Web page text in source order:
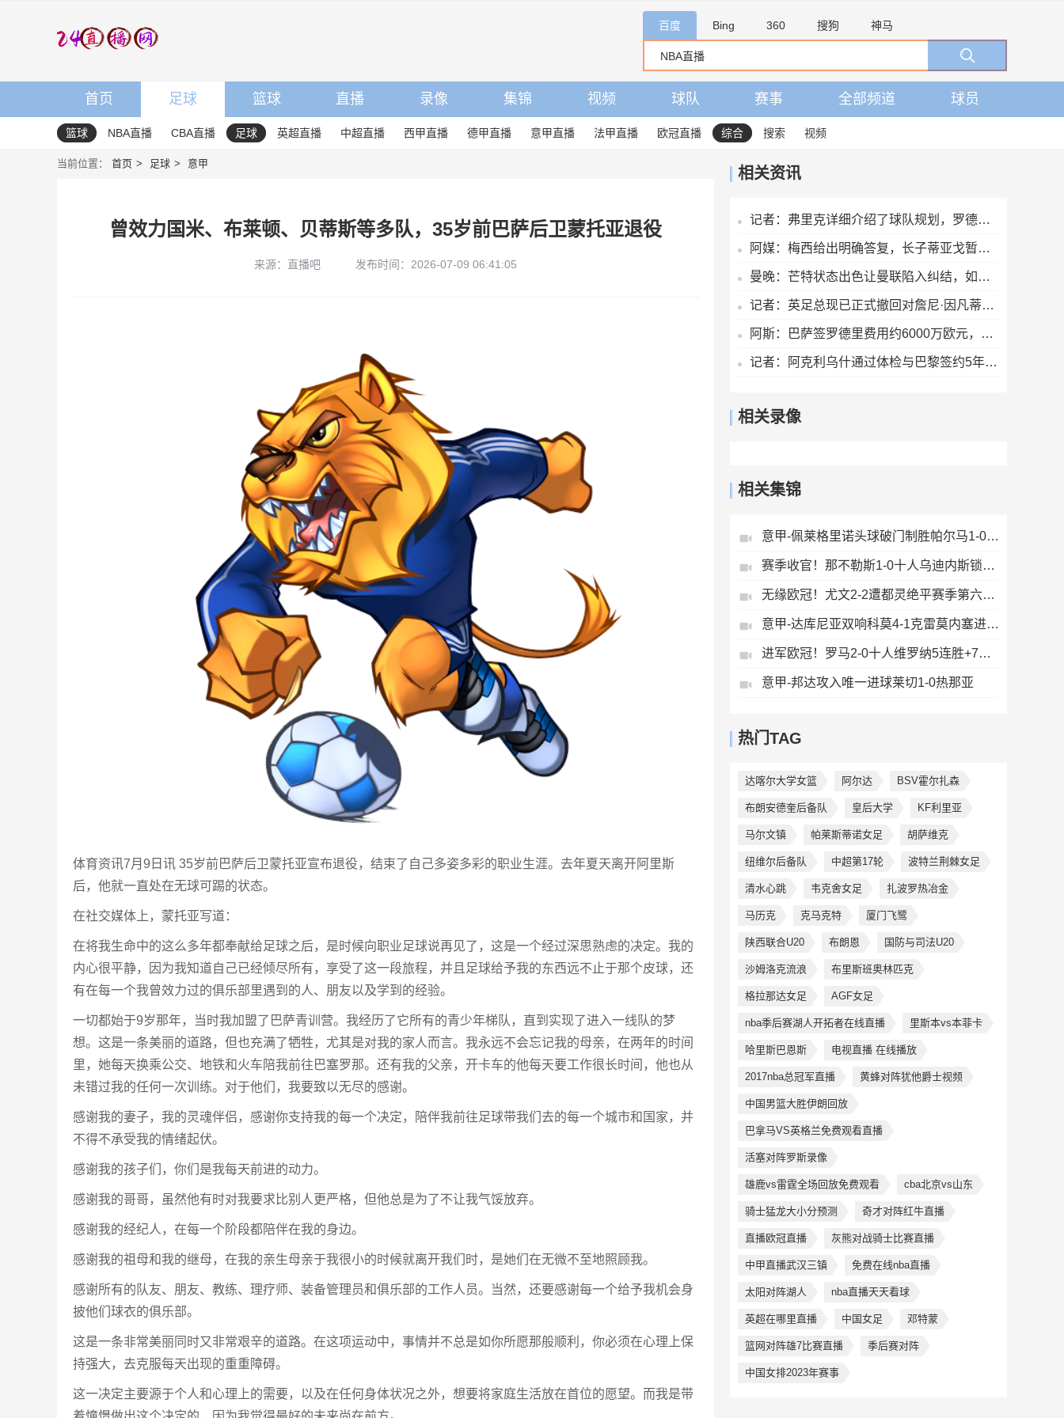
百度 Bing 360 搜狗 神马
首页 足球 篮球 直播 录像 集锦 视频 球队 赛事 全部频道 球员
篮球 NBA直播 CBA直播 足球 英超直播 中超直播 西甲直播 德甲直播 意甲直播 法甲直播 欧冠直播 综合 搜索 视频
当前位置： 首页 足球 意甲
曾效力国米、布莱顿、贝蒂斯等多队，35岁前巴萨后卫蒙托亚退役
来源：直播吧 发布时间：2026-07-09 06:41:05
体育资讯7月9日讯 35岁前巴萨后卫蒙托亚宣布退役，结束了自己多姿多彩的职业生涯。去年夏天离开阿里斯
后，他就一直处在无球可踢的状态。
在社交媒体上，蒙托亚写道：
在将我生命中的这么多年都奉献给足球之后，是时候向职业足球说再见了，这是一个经过深思熟虑的决定。我的
内心很平静，因为我知道自己已经倾尽所有，享受了这一段旅程，并且足球给予我的东西远不止于那个皮球，还
有在每一个我曾效力过的俱乐部里遇到的人、朋友以及学到的经验。
一切都始于9岁那年，当时我加盟了巴萨青训营。我经历了它所有的青少年梯队，直到实现了进入一线队的梦
想。这是一条美丽的道路，但也充满了牺牲，尤其是对我的家人而言。我永远不会忘记我的母亲，在两年的时间
里，她每天换乘公交、地铁和火车陪我前往巴塞罗那。还有我的父亲，开卡车的他每天要工作很长时间，他也从
未错过我的任何一次训练。对于他们，我要致以无尽的感谢。
感谢我的妻子，我的灵魂伴侣，感谢你支持我的每一个决定，陪伴我前往足球带我们去的每一个城市和国家，并
不得不承受我的情绪起伏。
感谢我的孩子们，你们是我每天前进的动力。
感谢我的哥哥，虽然他有时对我要求比别人更严格，但他总是为了不让我气馁放弃。
感谢我的经纪人，在每一个阶段都陪伴在我的身边。
感谢我的祖母和我的继母，在我的亲生母亲于我很小的时候就离开我们时，是她们在无微不至地照顾我。
感谢所有的队友、朋友、教练、理疗师、装备管理员和俱乐部的工作人员。当然，还要感谢每一个给予我机会身
披他们球衣的俱乐部。
这是一条非常美丽同时又非常艰辛的道路。在这项运动中，事情并不总是如你所愿那般顺利，你必须在心理上保
持强大，去克服每天出现的重重障碍。
这一决定主要源于个人和心理上的需要，以及在任何身体状况之外，想要将家庭生活放在首位的愿望。而我是带
相关资讯
记者：弗里克详细介绍了球队规划，罗德里非常认可并选择加盟巴萨
阿媒：梅西给出明确答复，长子蒂亚戈暂时不会前往拉玛西亚青训
曼晚：芒特状态出色让曼联陷入纠结，如果想四线争冠可能还得买人
记者：英足总现已正式撤回对詹尼·因凡蒂诺的支持
阿斯：巴萨签罗德里费用约6000万欧元，提供4年税前3000万欧合同
记者：阿克利乌什通过体检与巴黎签约5年，转会费5000万欧元
相关录像
相关集锦
意甲-佩莱格里诺头球破门制胜帕尔马1-0萨索洛
赛季收官！那不勒斯1-0十人乌迪内斯锁定第二丁丁助攻霍伊伦制胜
无缘欧冠！尤文2-2遭都灵绝平赛季第六收官将战欧联DV9双响
意甲-达库尼亚双响科莫4-1克雷莫内塞进欧冠
进军欧冠！罗马2-0十人维罗纳5连胜+7轮不败第3收官迪巴拉2助攻
意甲-邦达攻入唯一进球莱切1-0热那亚
热门TAG
达喀尔大学女篮 阿尔达 BSV霍尔扎森
布朗安德奎后备队 皇后大学 KF利里亚
马尔文镇 帕莱斯蒂诺女足 胡萨维克
纽维尔后备队 中超第17轮 波特兰荆棘女足
清水心跳 韦克舍女足 扎波罗热冶金
马历克 克马克特 厦门飞鹭
陕西联合U20 布朗恩 国防与司法U20
沙姆洛克流浪 布里斯班奥林匹克
格拉那达女足 AGF女足
nba季后赛湖人开拓者在线直播 里斯本vs本菲卡
哈里斯巴恩斯 电视直播 在线播放
2017nba总冠军直播 黄蜂对阵犹他爵士视频
中国男篮大胜伊朗回放
巴拿马VS英格兰免费观看直播
活塞对阵罗斯录像
雄鹿vs雷霆全场回放免费观看 cba北京vs山东
骑士猛龙大小分预测 奇才对阵红牛直播
直播欧冠直播 灰熊对战骑士比赛直播
中甲直播武汉三镇 免费在线nba直播
太阳对阵湖人 nba直播天天看球
英超在哪里直播 中国女足 邓特蒙
篮网对阵雄7比赛直播 季后赛对阵
中国女排2023年赛事